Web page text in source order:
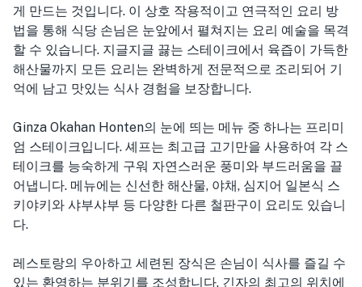
게 만드는 것입니다. 이 상호 작용적이고 연극적인 요리 방
법을 통해 식당 손님은 눈앞에서 펼쳐지는 요리 예술을 목격
할 수 있습니다. 지글지글 끓는 스테이크에서 육즙이 가득한
해산물까지 모든 요리는 완벽하게 전문적으로 조리되어 기
억에 남고 맛있는 식사 경험을 보장합니다.
Ginza Okahan Honten의 눈에 띄는 메뉴 중 하나는 프리미
엄 스테이크입니다. 셰프는 최고급 고기만을 사용하여 각 스
테이크를 능숙하게 구워 자연스러운 풍미와 부드러움을 끌
어냅니다. 메뉴에는 신선한 해산물, 야채, 심지어 일본식 스
키야키와 샤부샤부 등 다양한 다른 철판구이 요리도 있습니
다.
레스토랑의 우아하고 세련된 장식은 손님이 식사를 즐길 수
있는 환영하는 분위기를 조성합니다. 긴자의 최고의 위치에